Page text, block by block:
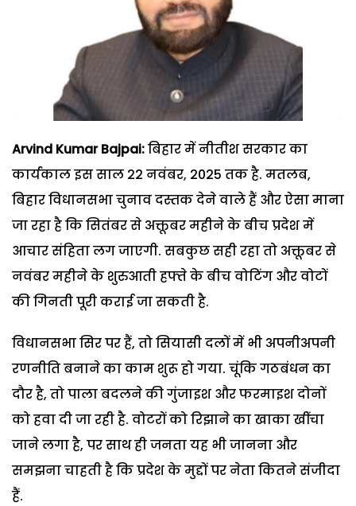
Arvind Kumar Bajpai:बिहार में नीतीश सरकार का
कार्यकाल इस साल 22 नवंबर, 2025 तक है. मतलब,
बिहार विधानसभा चुनाव दस्तक देने वाले हैं और ऐसा माना
जा रहा है कि सितंबर से अक्तूबर महीने के बीच प्रदेश में
आचार संहिता लग जाएगी. सबकुछ सही रहा तो अक्तूबर से
नवंबर महीने के शुरुआती हफ्ते के बीच वोटिंग और वोटों
की गिनती पूरी कराई जा सकती है.
विधानसभा सिर पर हैं, तो सियासी दलों में भी अपनीअपनी
रणनीति बनाने का काम शुरू हो गया. चूंकि गठबंधन का
दौर है, तो पाला बदलने की गुंजाइश और फरमाइश दोनों
को हवा दी जा रही है. वोटरों को रिझाने का खाका खींचा
जाने लगा है, पर साथ ही जनता यह भी जानना और
समझना चाहती है कि प्रदेश के मुद्दों पर नेता कितने संजीदा
हैं.